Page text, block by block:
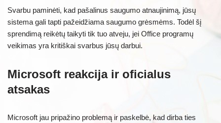
Svarbu paminėti, kad pašalinus saugumo atnaujinimą, jūsų
sistema gali tapti pažeidžiama saugumo grėsmėms. Todėl šį
sprendimą reikėtų taikyti tik tuo atveju, jei Office programų
veikimas yra kritiškai svarbus jūsų darbui.
Microsoft reakcija ir oficialus
atsakas
Microsoft jau pripažino problemą ir paskelbė, kad dirba ties